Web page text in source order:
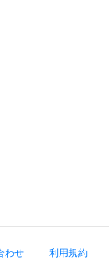
わせ 利用規約